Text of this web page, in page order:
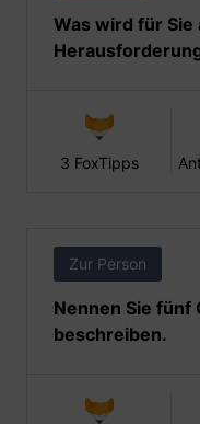
Was wird für
3 FoxTipps
Zur Person
Nennen Sie fünf
beschreiben.